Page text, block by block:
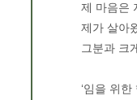
제 마음은
제가 살아
그분과 크
‘임을 위한